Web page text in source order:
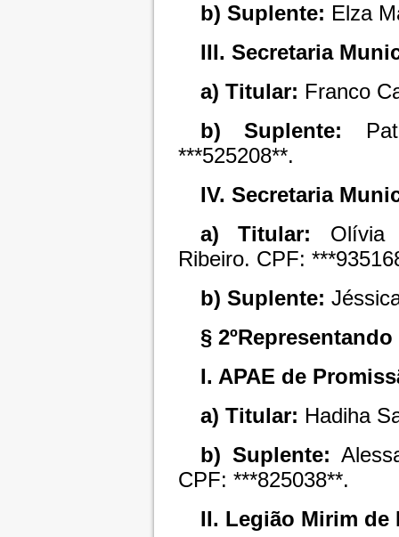
b) Suplente: Elza
III. Secretaria
a) Titular: Franco
b) Suplente:
***525208**.
IV. Secretaria
a) Titular: Olívia
Ribeiro. CPF:
b) Suplente:
§
I. APAE de
a) Titular: Hadiha
b) Suplente:
CPF: ***825038**.
II. Legião Mirim de